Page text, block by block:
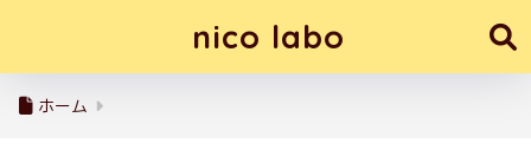
nico labo
ホーム